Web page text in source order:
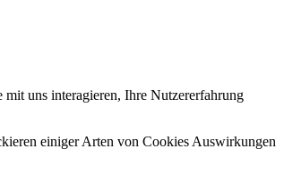
uns interagieren, Ihre Nutzererfahrung
einiger Arten von Cookies Auswirkungen